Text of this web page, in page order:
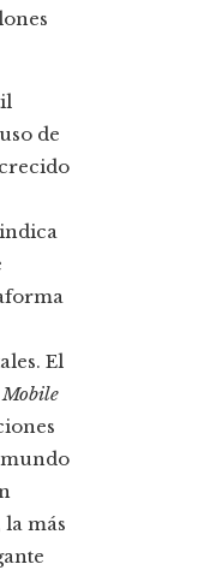
de
El
Mobile
más